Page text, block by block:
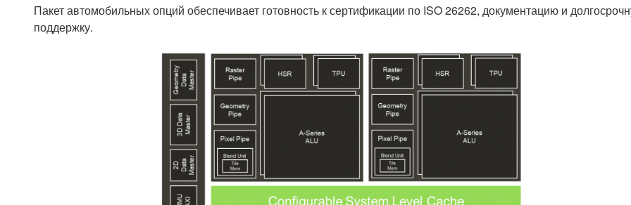
Пакет автомобильных опций обеспечивает готовность к сертификации по ISO 26262, документацию и
поддержку.